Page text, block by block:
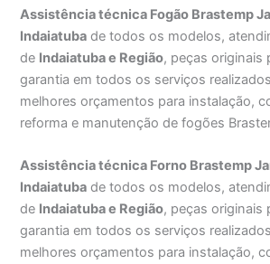
Assistência técnica Fogão Brastemp
Indaiatuba de todos os modelos,
de Indaiatuba e Região, peças originais
garantia em todos os serviços
melhores orçamentos para instalação,
reforma e manutenção de fogões
Assistência técnica Forno Brastemp
Indaiatuba de todos os modelos,
de Indaiatuba e Região, peças originais
garantia em todos os serviços
melhores orçamentos para instalação,